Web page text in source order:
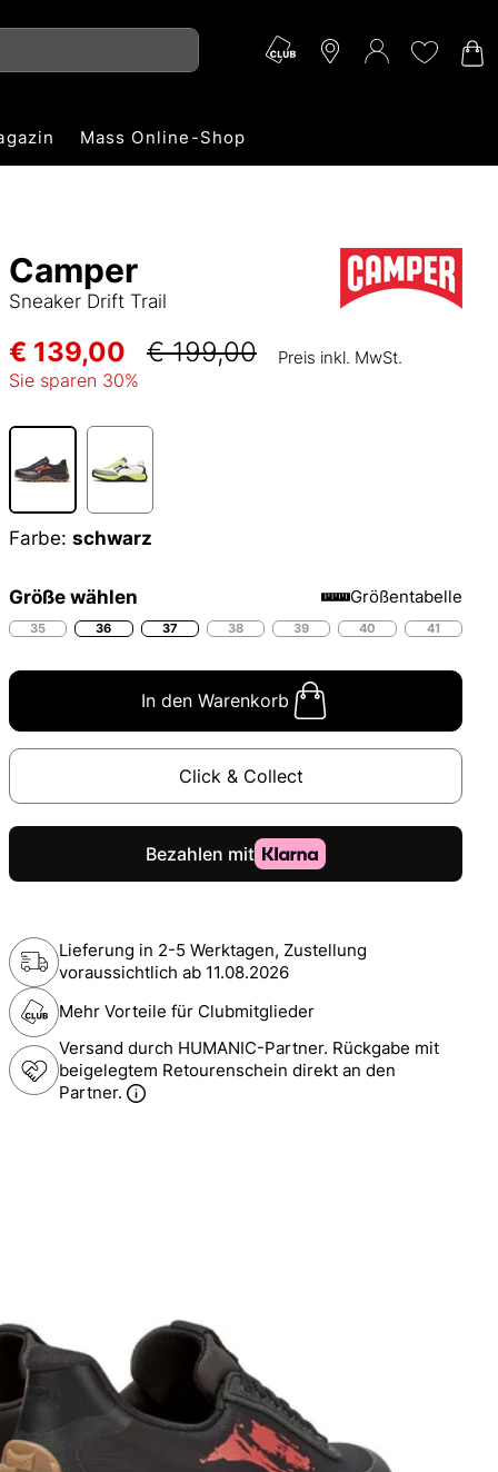
Mass Online-Shop
Camper
Sneaker Drift Trail
€ 139,00 € 199,00 Preis inkl. MwSt.
Sie sparen 30%
Farbe: schwarz
Größe wählen Größentabelle
35 36 37 38 39 40 41
In den Warenkorb
Click & Collect
Lieferung in 2-5 Werktagen, Zustellung
voraussichtlich ab 11.08.2026
Mehr Vorteile für Clubmitglieder
Versand durch HUMANIC-Partner. Rückgabe mit
beigelegtem Retourenschein direkt an den
Partner.